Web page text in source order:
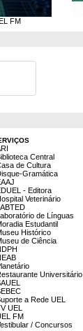
FM
Central
de Cultura
Gramática
- Editora
Veterinário
de Línguas
Estudantil
Histórico
de Ciência
Universitário
a Rede UEL
UEL
FM
/ Concursos